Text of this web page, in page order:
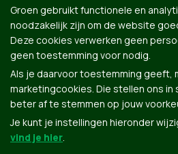
Groen.be
Groen gebruikt functionele en
noodzakelijk zijn om de website
Deze cookies verwerken geen
geen toestemming voor nodig.
Als je daarvoor toestemming geeft,
marketingcookies. Die stellen ons
beter af te stemmen op jouw
Je kunt je instellingen hieronder
vind je hier.